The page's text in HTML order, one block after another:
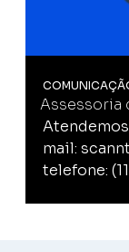
Assessoria
mail:
telefone: